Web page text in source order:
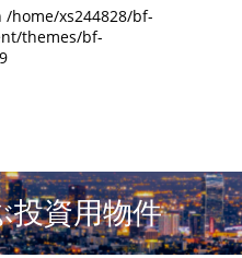
/home/xs244828/bf-
themes/bf-
投資用物件